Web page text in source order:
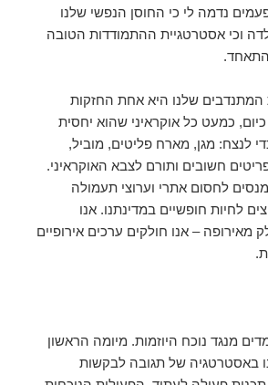
נדמה לי כי החוסן הנפשי שלנו
וכי אסטרטגיית ההתמודדות הטובה
המתנדבים שלנו היא אחת החזקות
כמעט כל אוקראיני שהוא יחסית
לנצח: מגן, מארח פליטים, מוביל,
חשובים ותורם לצבא האוקראיני.
אפילו ילדים בני 10 מנסים לחסום אתרי וערוצי תעמולה
לחיות חופשיים במדינתנו. אנו
מאירופה – אנו חולקים ערכים אירופיים
מנגד נוכח היוזמות. מיומה הראשון
באסטרטגיה של תגובה לבקשות